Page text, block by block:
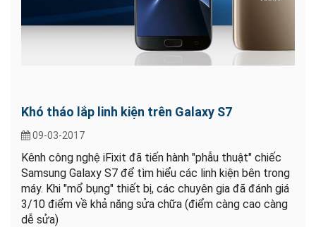
Khó tháo lắp linh kiện trên Galaxy S7
09-03-2017
Kênh công nghệ iFixit đã tiến hành "phẫu thuật" chiếc
Samsung Galaxy S7 để tìm hiểu các linh kiện bên trong
máy. Khi "mổ bụng" thiết bị, các chuyên gia đã đánh giá
3/10 điểm về khả năng sửa chữa (điểm càng cao càng
dễ sửa)